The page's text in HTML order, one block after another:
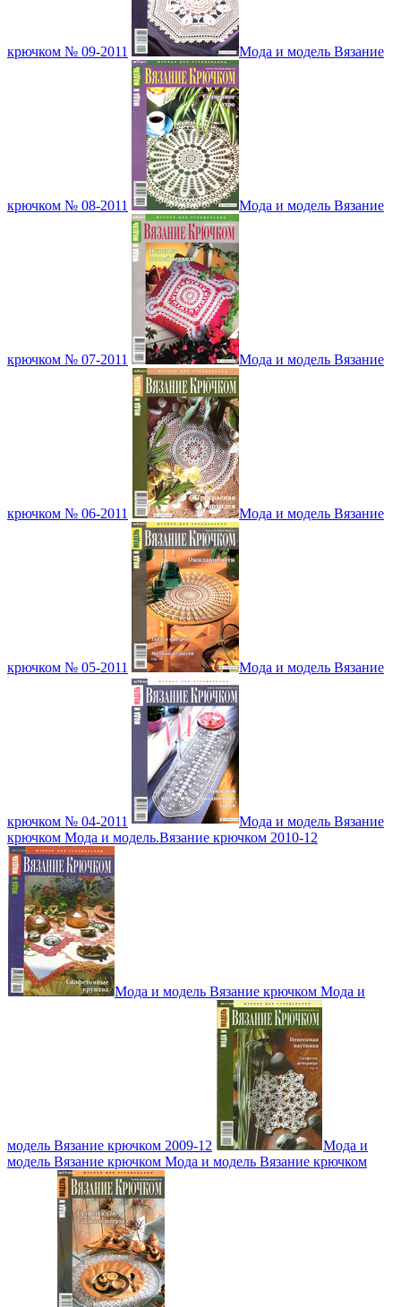
крючком № 09-2011 Мода и модель Вязание
крючком № 08-2011 Мода и модель Вязание
крючком № 07-2011 Мода и модель Вязание
крючком № 06-2011 Мода и модель Вязание
крючком № 05-2011 Мода и модель Вязание
крючком № 04-2011
Мода и модель Вязание
крючком Мода и модель.Вязание крючком 2010-12
Мода и модель Вязание крючком Мода и
модель Вязание крючком 2009-12
Мода и
модель Вязание крючком Мода и модель Вязание крючком